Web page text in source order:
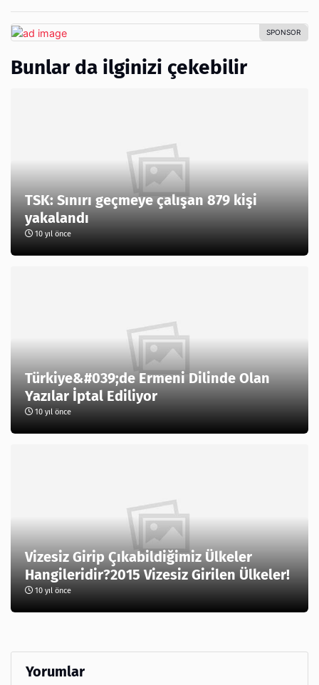
Bunlar da ilginizi çekebilir
TSK: Sınırı geçmeye çalışan 879 kişi
yakalandı
10 yıl önce
Türkiye&#039;de Ermeni Dilinde Olan
Yazılar İptal Ediliyor
10 yıl önce
Vizesiz Girip Çıkabildiğimiz Ülkeler
Hangileridir?2015 Vizesiz Girilen Ülkeler!
10 yıl önce
Yorumlar